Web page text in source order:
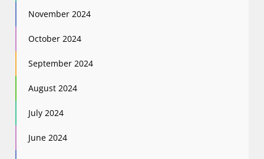
November 2024
October 2024
September 2024
August 2024
July 2024
June 2024